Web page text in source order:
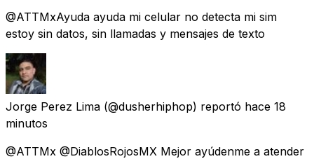
@ATTMxAyuda ayuda mi celular no detecta mi sim
estoy sin datos, sin llamadas y mensajes de texto
Jorge Perez Lima (@dusherhiphop) reportó hace 18
minutos
@ATTMx @DiablosRojosMX Mejor ayúdenme a atender